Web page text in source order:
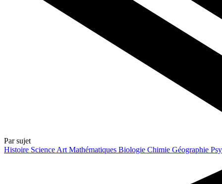
Par sujet
Histoire Science Art Mathématiques Biologie Chimie Géographie